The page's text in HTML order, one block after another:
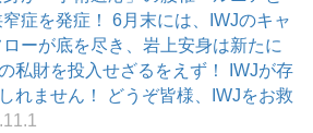
症を発症！ 6月末には、IWJのキャ
ローが底を尽き、岩上安身は新たに
私財を投入せざるをえず！ IWJが存
れません！ どうぞ皆様、IWJをお救